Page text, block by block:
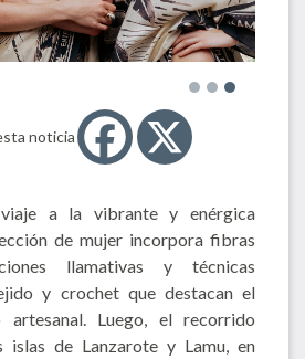
noticia
a la vibrante y enérgica
de mujer incorpora fibras
llamativas y técnicas
y crochet que destacan el
Luego, el recorrido
islas de Lanzarote y Lamu, en